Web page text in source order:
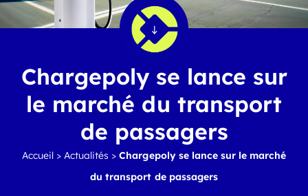
Chargepoly se lance sur
le marché du transport
de passagers
Accueil> Actualités >Chargepoly se lance sur le marché
du transport de passagers